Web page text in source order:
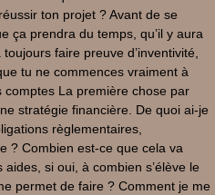
ton projet ? Avant de se
ça prendra du temps, qu’il y aura
faire preuve d’inventivité,
tu ne commences vraiment à
La première chose par
stratégie financière. De quoi ai-je
règlementaires,
? Combien est-ce que cela va
si oui, à combien s’élève le
permet de faire ? Comment je me